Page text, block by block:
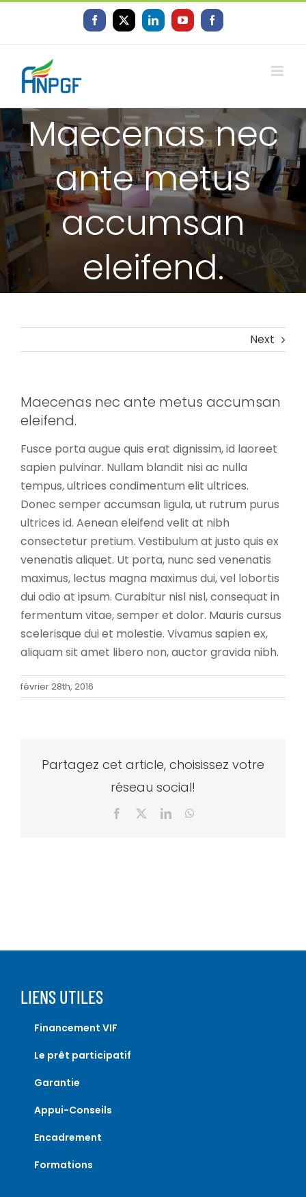
content
Facebook
X LinkedInYouTubeFacebook
Maecenas nec
ante metus
accumsan
eleifend.
Next
Maecenas nec ante metus accumsan
eleifend.
Fusce porta augue quis erat dignissim, id laoreet
sapien pulvinar. Nullam blandit nisi ac nulla
tempus, ultrices condimentum elit ultrices.
Donec semper accumsan ligula, ut rutrum purus
ultrices id. Aenean eleifend velit at nibh
consectetur pretium. Vestibulum at justo quis ex
venenatis aliquet. Ut porta, nunc sed venenatis
maximus, lectus magna maximus dui, vel lobortis
dui odio at ipsum. Curabitur nisl nisl, consequat in
fermentum vitae, semper et dolor. Mauris cursus
scelerisque dui et molestie. Vivamus sapien ex,
aliquam sit amet libero non, auctor gravida nibh.
février 28th, 2016
Partagez cet article, choisissez votre
réseau social!
Facebook LinkedIn
LIENS UTILES
Financement VIF
Le prêt participatif
Garantie
Appui-Conseils
Encadrement
Formations